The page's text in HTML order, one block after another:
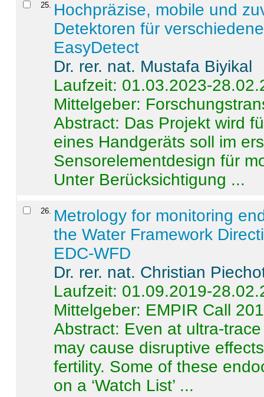
25. Hochpräzise, mobile und
Detektoren für
EasyDetect
Dr. rer. nat. Mustafa Biyikal
Laufzeit: 01.03.2023-
Mittelgeber:
Abstract: Das Projekt wird
eines Handgeräts soll im
Sensorelementdesign für
Unter Berücksichtigung ...
26. Metrology for monitoring
the Water Framework
EDC-WFD
Dr. rer. nat. Christian
Laufzeit: 01.09.2019-
Mittelgeber: EMPIR Call
Abstract: Even at ultra-
may cause disruptive
fertility. Some of these
on a ‘Watch List’ ...